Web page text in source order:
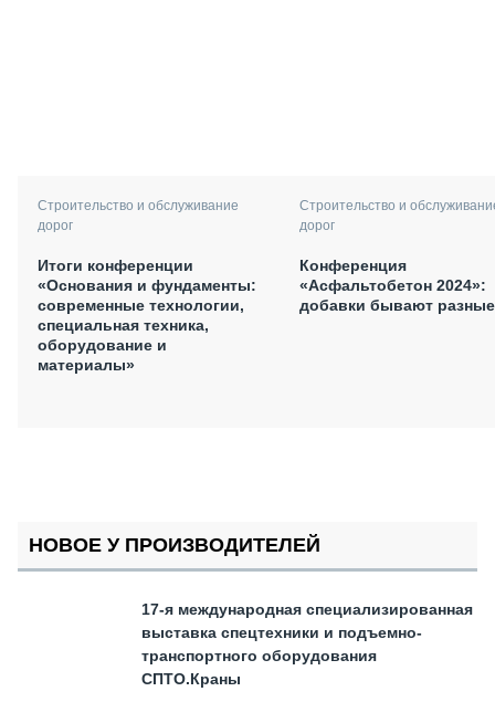
Строительство и обслуживание
дорог
Итоги конференции
«Основания и фундаменты:
современные технологии,
специальная техника,
оборудование и
материалы»
Строительство и
дорог
Конференция
«Асфальтобетон 2024»:
добавки бывают разные
НОВОЕ У ПРОИЗВОДИТЕЛЕЙ
17-я международная специализированная
выставка спецтехники и подъемно-
транспортного оборудования
СПТО.Краны